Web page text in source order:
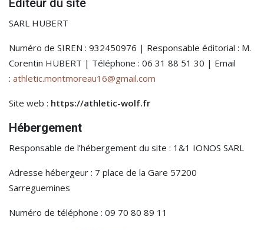
Éditeur du site
SARL HUBERT
Numéro de SIREN : 932450976 | Responsable éditorial : M.
Corentin HUBERT | Téléphone : 06 31 88 51 30 | Email
: athletic.montmoreau16@gmail.com
Site web : https://athletic-wolf.fr
Hébergement
Responsable de l’hébergement du site : 1&1 IONOS SARL
Adresse hébergeur : 7 place de la Gare 57200
Sarreguemines
Numéro de téléphone : 09 70 80 89 11